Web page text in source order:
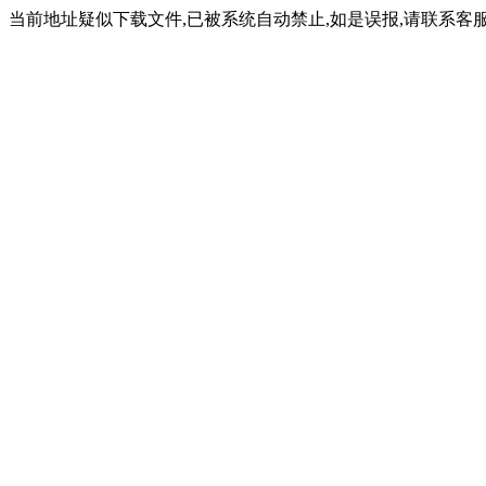
当前地址疑似下载文件,已被系统自动禁止,如是误报,请联系客